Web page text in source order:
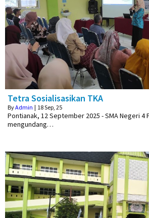
Tetra Sosialisasikan TKA
ByAdmin | 18Sep, 25
Pontianak, 12 September 2025 - SMA Negeri 4
mengundang…